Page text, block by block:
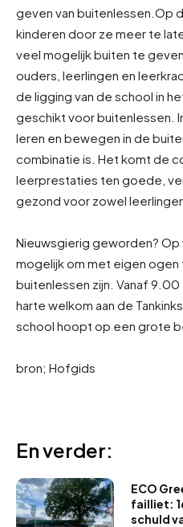
geven van buitenlessen. Op
kinderen door ze meer te
veel mogelijk buiten te
ouders, leerlingen en
de ligging van de school in
geschikt voor buitenlessen.
leren en bewegen in de
combinatie is. Het komt de
leerprestaties ten goede,
gezond voor zowel
Nieuwsgierig geworden? Op
mogelijk om met eigen ogen
buitenlessen zijn. Vanaf
harte welkom aan de
school hoopt op een grote
bron; Hofgids
En verder:
ECO
failliet:
schuld